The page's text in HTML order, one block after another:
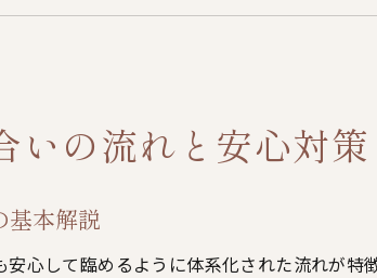
結婚相談所利用で知るべきお見合い成功
結婚相談所を活用する流れと川崎市での
結婚相談所の無料相談で得られるサポー
お見合い待ち合わせ場所選びで安心感を
いの流れと安心対策
基本解説
心して臨めるように体系化された流れが特